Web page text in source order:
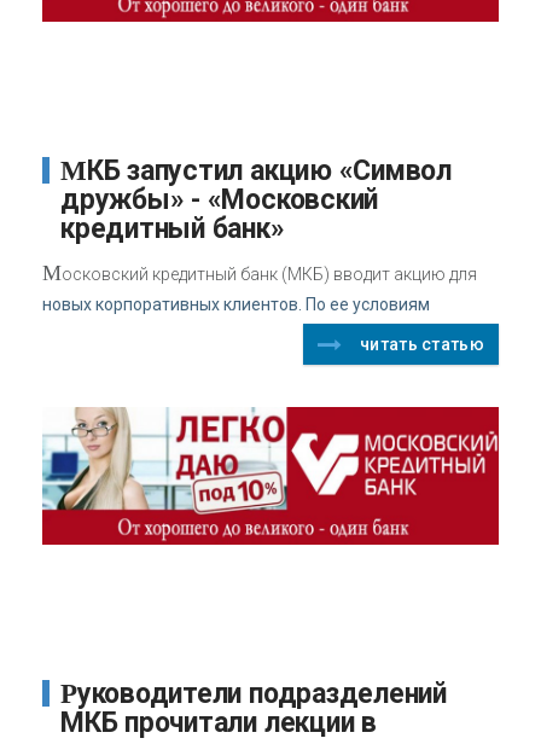
МКБ запустил акцию «Символ
дружбы» - «Московский
кредитный банк»
Московский кредитный банк (МКБ) вводит акцию для
новых корпоративных клиентов. По ее условиям
читать статью
Руководители подразделений
МКБ прочитали лекции в